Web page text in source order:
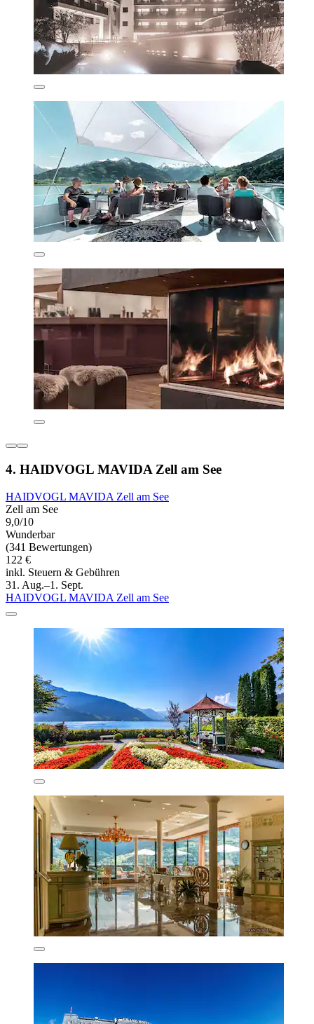
4. HAIDVOGL MAVIDA Zell am See
HAIDVOGL MAVIDA Zell am See
Zell am See
9,0/10
Wunderbar
(341 Bewertungen)
122 €
inkl. Steuern & Gebühren
31. Aug.–1. Sept.
HAIDVOGL MAVIDA Zell am See